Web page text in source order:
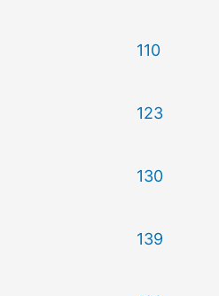
110
123
130
139